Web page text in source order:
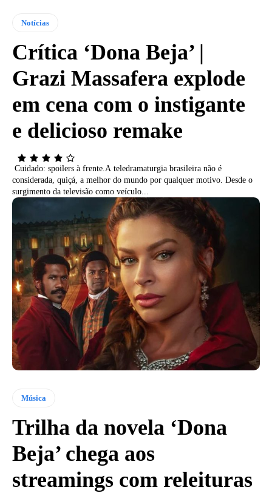
Notícias
Crítica ‘Dona Beja’ |
Grazi Massafera explode
em cena com o instigante
e delicioso remake
Cuidado: spoilers à frente.A teledramaturgia brasileira não é
considerada, quiçá, a melhor do mundo por qualquer motivo. Desde o
surgimento da televisão como veículo...
Música
Trilha da novela ‘Dona
Beja’ chega aos
streamings com releituras